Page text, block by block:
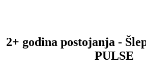
2+ godina postojanja -
PULSE